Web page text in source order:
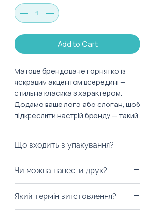
Add to Cart
Матове брендоване горнятко із
яскравим акцентом всередині —
стильна класика з характером.
Додамо ваше лого або слоган, щоб
підкреслити настрій бренду — такий
Характеристики:
Об’єм: 440 мл
Матеріал: кераміка
Покриття: матова емаль
Діаметр: 8,5 см
Що входить в упакування?
🎁
У нас безліч варіантів: від
екошоперів до брендованих
Чи можна нанести друк?
нанести лазерне гравіювання
Який термін виготовлення?